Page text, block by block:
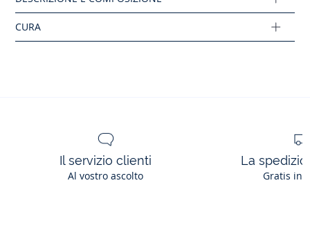
Il servizio clienti
Al vostro ascolto
La
Gratis in